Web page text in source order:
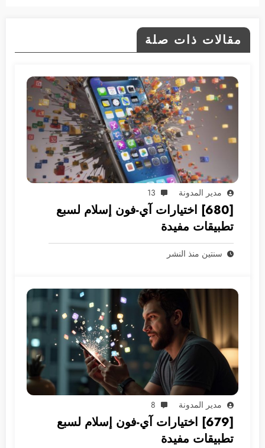
مقالات ذات صلة
مدير المدونة 13
[680] اختيارات آي-فون إسلام لسبع
تطبيقات مفيدة
سنتين منذ النشر
مدير المدونة 8
[679] اختيارات آي-فون إسلام لسبع
تطبيقات مفيدة